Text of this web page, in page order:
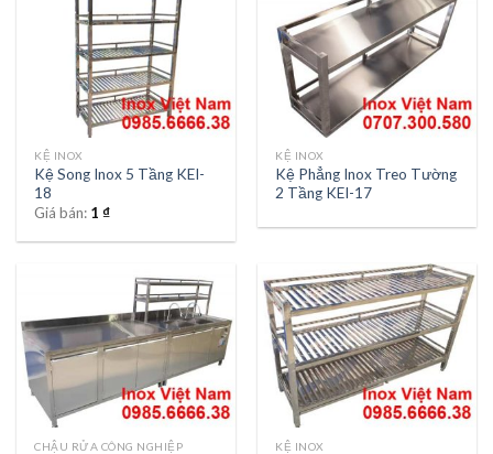
KỆ INOX
Kệ Song Inox 5 Tầng KEI-
18
Giá bán: 1₫
KỆ INOX
Kệ Phẳng Inox Treo Tường
2 Tầng KEI-17
CHẬU RỬA CÔNG NGHIỆP KỆ INOX